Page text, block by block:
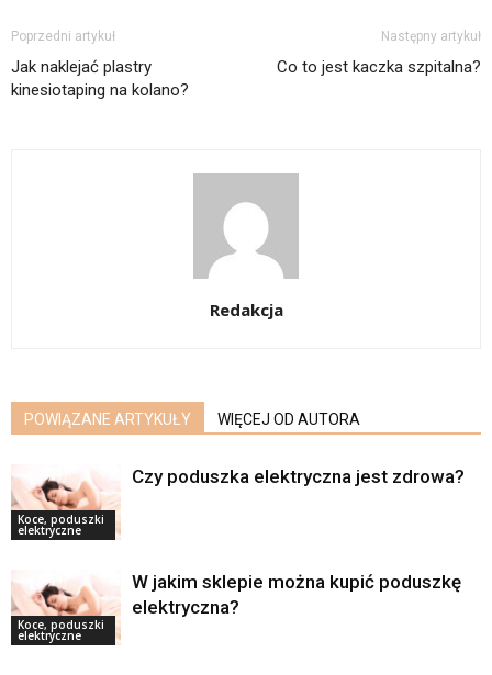
Poprzedni artykuł
Jak naklejać plastry
kinesiotaping na kolano?
Następny artykuł
Co to jest kaczka szpitalna?
Redakcja
POWIĄZANE ARTYKUŁY WIĘCEJ OD AUTORA
Koce, poduszki
elektryczne
Czy poduszka elektryczna jest zdrowa?
Koce, poduszki
elektryczne
W jakim sklepie można kupić poduszkę
elektryczna?